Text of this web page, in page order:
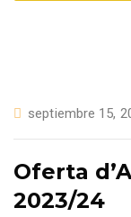
septiembre 15,
Oferta
2023/24